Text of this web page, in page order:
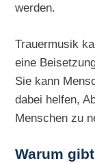
werden.
Trauermusik
eine
Sie kann
dabei helfen,
Menschen zu
Warum